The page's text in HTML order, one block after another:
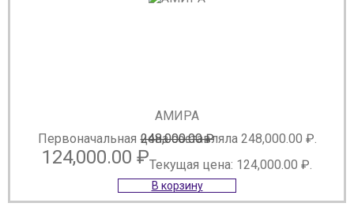
АМИРА
248,000.00₽
Первоначальная цена составляла 248,000.00 ₽.
124,000.00 ₽Текущая цена: 124,000.00 ₽.
В корзину